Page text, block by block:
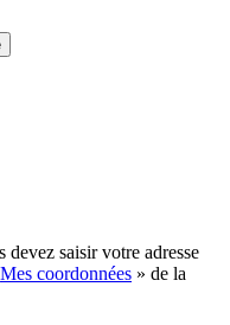
saisir votre adresse
Mes coordonnées » de la